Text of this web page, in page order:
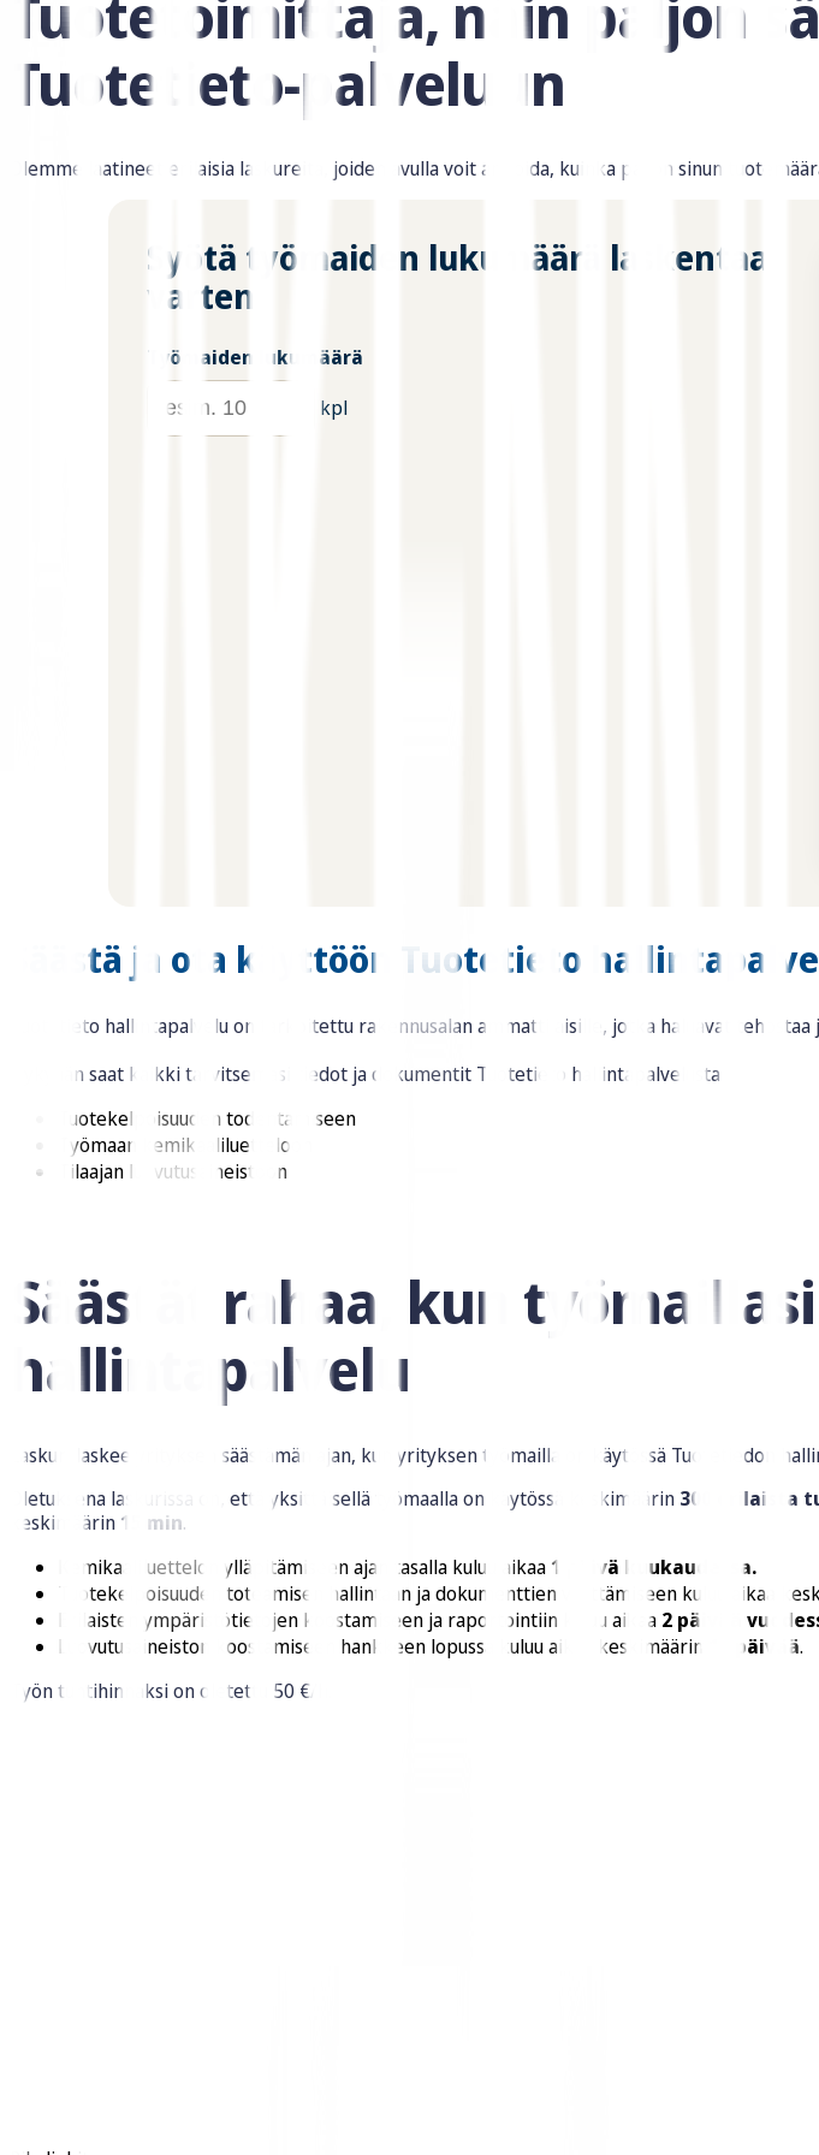
Tuotetoimittaja, näin paljon
Tuotetieto-palveluun
Olemme laatineet erilaisia laskureita, joiden avulla voit arvioida, kuinka paljon sinun
Syötä työmaiden lukumäärä laskentaa
varten
Työmaiden lukumäärä
kpl
Säästä ja ota käyttöön Tuotetieto
Tuotetieto hallintapalvelu on tarkoitettu rakennusalan ammattilaisille, jotka haluavat
Nykyään saat kaikki tarvitsemasi tiedot ja dokumentit Tuotetieto hallintapalvelusta
Tuotekelpoisuuden todentamiseen
Työmaan kemikaaliluetteloon
Tilaajan luovutusaineistoon
Säästät rahaa, kun
hallintapalvelu
Laskuri laskee yrityksen säästämän ajan, kun yrityksen työmailla on käytössä Tuotetiedon
Oletuksena laskurissa on, että yksittäisellä työmaalla on käytössä keskimäärin 300 erilaista
keskimäärin 15 min.
Kemikaaliluettelon ylläpitämiseen ajan tasalla kuluu aikaa 1 päivä kuukaudessa.
Tuotekelpoisuuden toteamisen hallintaan ja dokumenttien välittämiseen kuluu aikaa
Erilaisten ympäristötietojen koostamiseen ja raportointiin kuluu aikaa 2 päivää
Luovutusaineiston koostamiseen hankkeen lopussa kuluu aikaa keskimäärin
14 päivää.
Työn tuntihinnaksi on oletettu 50 €/h.